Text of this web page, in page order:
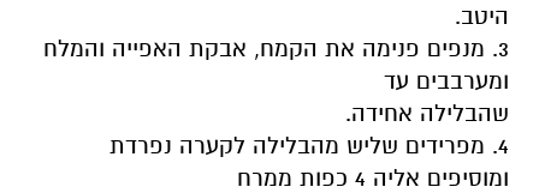
היטב.
3. מנפים פנימה את הקמח, אבקת האפייה והמלח
ומערבבים עד
שהבלילה אחידה.
4. מפרידים שליש מהבלילה לקערה נפרדת
ומוסיפים אליה 4 כפות ממרח